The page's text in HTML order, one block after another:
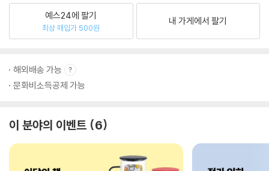
예스24에 팔기
최상 매입가 500원
내 가게에서 팔기
해외배송 가능
문화비소득공제 가능
이 분야의 이벤트 6